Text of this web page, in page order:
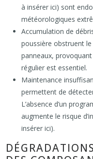
à insérer ici) sont
météorologiques
Accumulation de
poussière obstruent
panneaux,
régulier est essentiel.
Maintenance
permettent de
L’absence d’un
augmente le risque
insérer ici).